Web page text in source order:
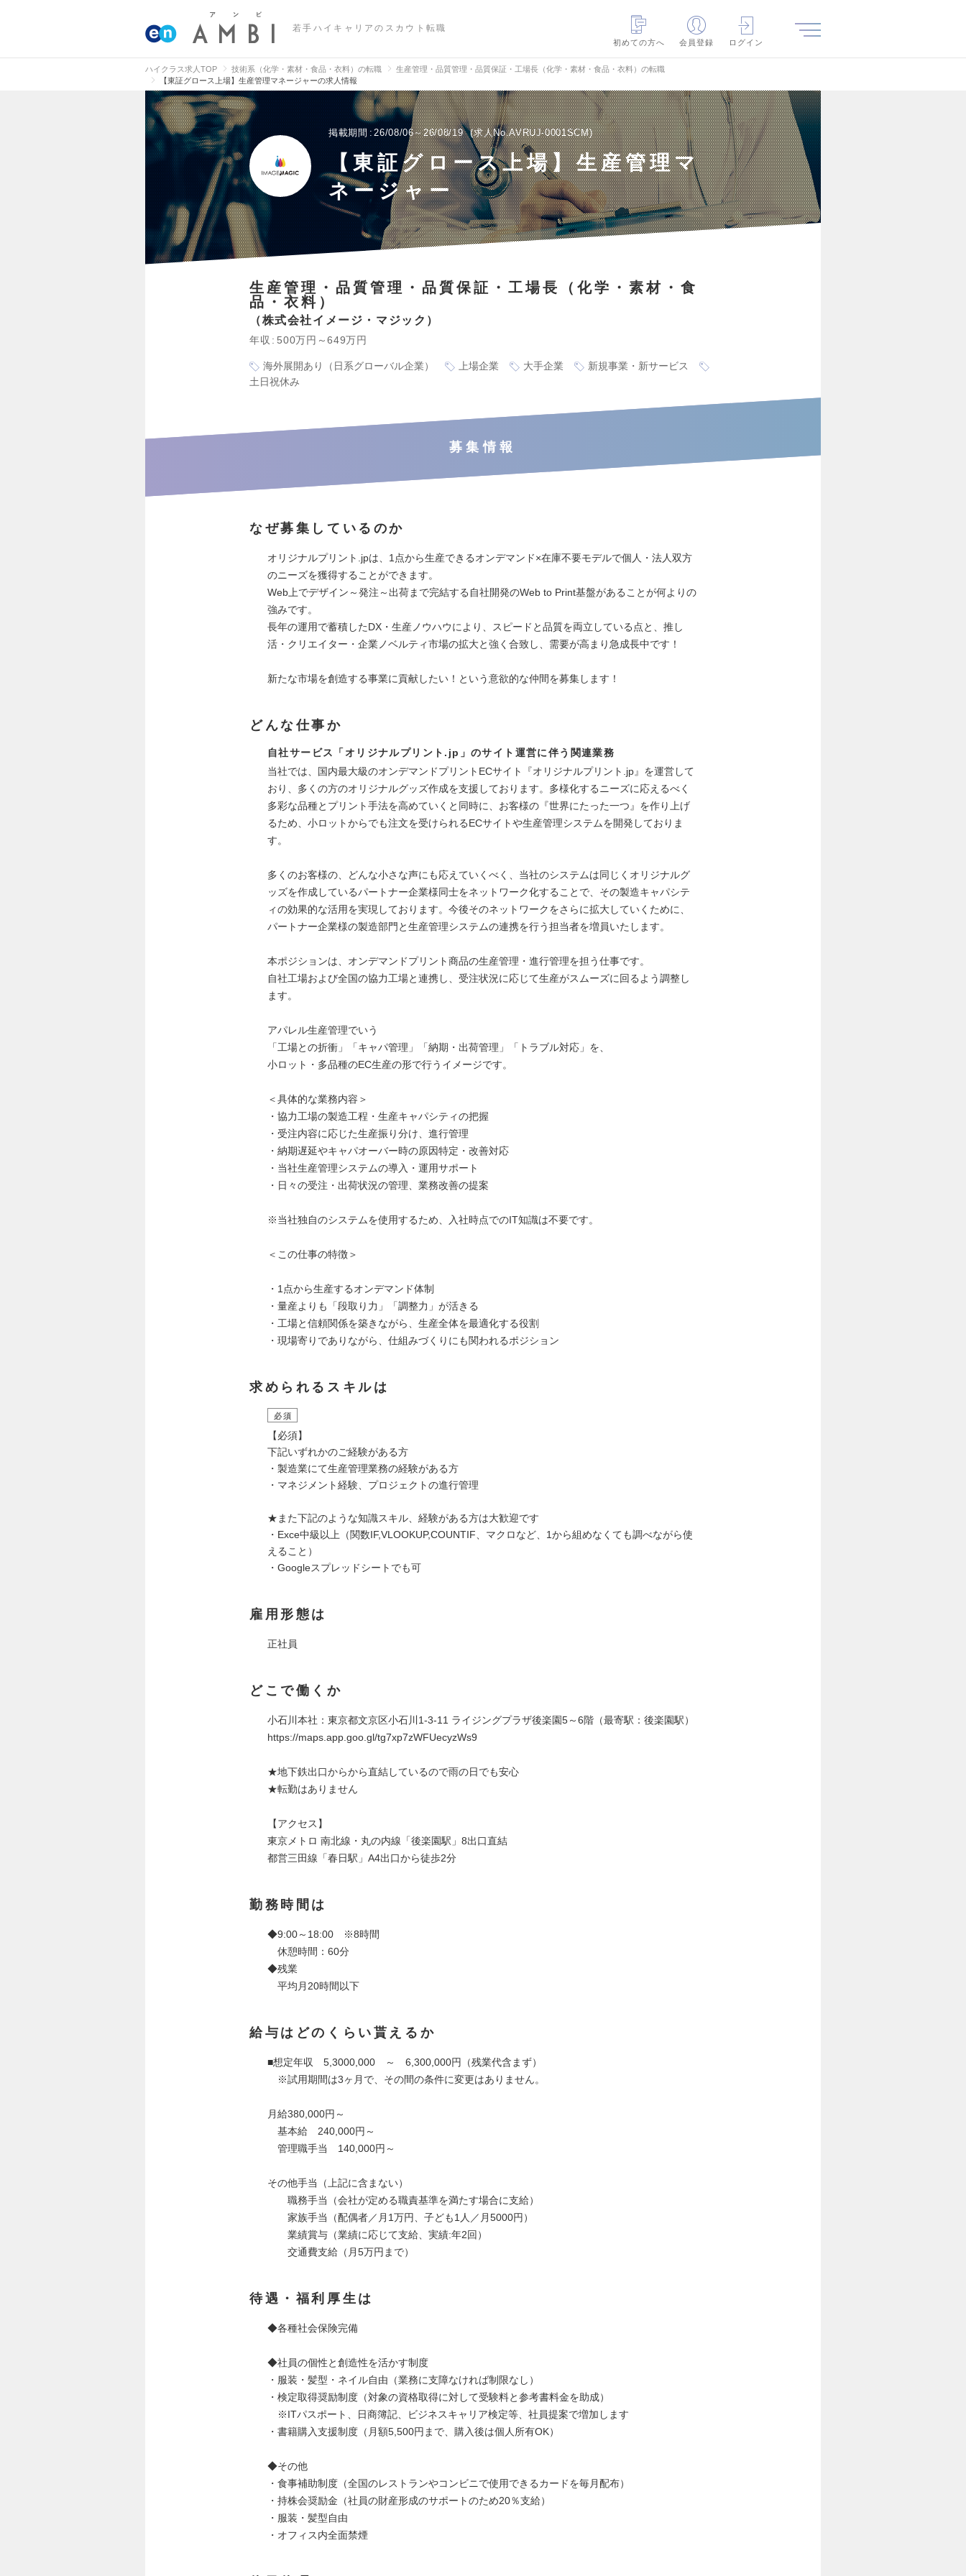
若手ハイキャリアのスカウト転職
初めての方へ
会員登録 ログイン
ハイクラス求人TOP 技術系（化学・素材・食品・衣料）の転職
生産管理・品質管理・品質保証・工場長（化学・素材・食品・衣料）の転職
【東証グロース上場】生産管理マネージャーの求人情報
掲載期間 26/08/06～26/08/19 求人No.AVRUJ-0001SCM
【東証グロース上場】生産管理マ
ネージャー
生産管理・品質管理・品質保証・工場長（化学・素材・食
品・衣料）
株式会社イメージ・マジック
年収 500万円～649万円
海外展開あり（日系グローバル企業） 上場企業 大手企業
新規事業・新サービス
土日祝休み
募集情報
なぜ募集しているのか
オリジナルプリント.jpは、1点から生産できるオンデマンド×在庫不要モデルで個人・法人双方
のニーズを獲得することができます。
Web上でデザイン～発注～出荷まで完結する自社開発のWeb to Print基盤があることが何よりの
強みです。
長年の運用で蓄積したDX・生産ノウハウにより、スピードと品質を両立している点と、推し
活・クリエイター・企業ノベルティ市場の拡大と強く合致し、需要が高まり急成長中です！
新たな市場を創造する事業に貢献したい！という意欲的な仲間を募集します！
どんな仕事か
自社サービス「オリジナルプリント.jp」のサイト運営に伴う関連業務
当社では、国内最大級のオンデマンドプリントECサイト『オリジナルプリント.jp』を運営して
おり、多くの方のオリジナルグッズ作成を支援しております。多様化するニーズに応えるべく
多彩な品種とプリント手法を高めていくと同時に、お客様の『世界にたった一つ』を作り上げ
るため、小ロットからでも注文を受けられるECサイトや生産管理システムを開発しておりま
す。
多くのお客様の、どんな小さな声にも応えていくべく、当社のシステムは同じくオリジナルグ
ッズを作成しているパートナー企業様同士をネットワーク化することで、その製造キャパシテ
ィの効果的な活用を実現しております。今後そのネットワークをさらに拡大していくために、
パートナー企業様の製造部門と生産管理システムの連携を行う担当者を増員いたします。
本ポジションは、オンデマンドプリント商品の生産管理・進行管理を担う仕事です。
自社工場および全国の協力工場と連携し、受注状況に応じて生産がスムーズに回るよう調整し
ます。
アパレル生産管理でいう
「工場との折衝」「キャパ管理」「納期・出荷管理」「トラブル対応」を、
小ロット・多品種のEC生産の形で行うイメージです。
＜具体的な業務内容＞
・協力工場の製造工程・生産キャパシティの把握
・受注内容に応じた生産振り分け、進行管理
・納期遅延やキャパオーバー時の原因特定・改善対応
・当社生産管理システムの導入・運用サポート
・日々の受注・出荷状況の管理、業務改善の提案
※当社独自のシステムを使用するため、入社時点でのIT知識は不要です。
＜この仕事の特徴＞
・1点から生産するオンデマンド体制
・量産よりも「段取り力」「調整力」が活きる
・工場と信頼関係を築きながら、生産全体を最適化する役割
・現場寄りでありながら、仕組みづくりにも関われるポジション
求められるスキルは
必須
【必須】
下記いずれかのご経験がある方
・製造業にて生産管理業務の経験がある方
・マネジメント経験、プロジェクトの進行管理
★また下記のような知識スキル、経験がある方は大歓迎です
・Exce中級以上（関数IF,VLOOKUP,COUNTIF、マクロなど、1から組めなくても調べながら使
えること）
・Googleスプレッドシートでも可
雇用形態は
正社員
どこで働くか
小石川本社：東京都文京区小石川1-3-11 ライジングプラザ後楽園5～6階（最寄駅：後楽園駅）
https://maps.app.goo.gl/tg7xp7zWFUecyzWs9
★地下鉄出口からから直結しているので雨の日でも安心
★転勤はありません
【アクセス】
東京メトロ 南北線・丸の内線「後楽園駅」8出口直結
都営三田線「春日駅」A4出口から徒歩2分
勤務時間は
◆9:00～18:00 ※8時間
休憩時間：60分
◆残業
平均月20時間以下
給与はどのくらい貰えるか
■想定年収 5,3000,000 ～ 6,300,000円（残業代含まず）
※試用期間は3ヶ月で、その間の条件に変更はありません。
月給380,000円～
基本給 240,000円～
管理職手当 140,000円～
その他手当（上記に含まない）
職務手当（会社が定める職責基準を満たす場合に支給）
家族手当（配偶者／月1万円、子ども1人／月5000円）
業績賞与（業績に応じて支給、実績:年2回）
交通費支給（月5万円まで）
待遇・福利厚生は
◆各種社会保険完備
◆社員の個性と創造性を活かす制度
・服装・髪型・ネイル自由（業務に支障なければ制限なし）
・検定取得奨励制度（対象の資格取得に対して受験料と参考書料金を助成）
※ITパスポート、日商簿記、ビジネスキャリア検定等、社員提案で増加します
・書籍購入支援制度（月額5,500円まで、購入後は個人所有OK）
◆その他
・食事補助制度（全国のレストランやコンビニで使用できるカードを毎月配布）
・持株会奨励金（社員の財産形成のサポートのため20％支給）
・服装・髪型自由
・オフィス内全面禁煙